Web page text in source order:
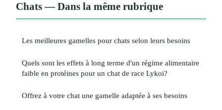
Chats — Dans la même rubrique
Les meilleures gamelles pour chats selon leurs besoins
Quels sont les effets à long terme d'un régime alimentaire
faible en protéines pour un chat de race Lykoi?
Offrez à votre chat une gamelle adaptée à ses besoins